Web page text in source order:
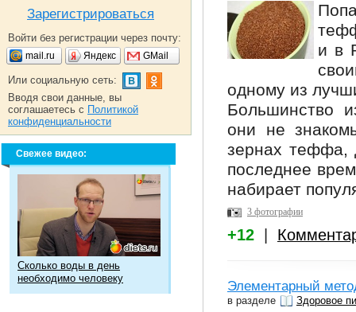
и в
одному из
Большинство
они не
зернах теффа,
последнее
набирает
3 фотографии
+12
Элементарный
в разделе Здоровое
Зарегистрироваться
Войти без регистрации через почту:
mail.ru Яндекс GMail
Или социальную сеть:
Вводя свои данные, вы
соглашаетесь с Политикой
конфиденциальности
Свежее видео:
Сколько воды в день
необходимо человеку